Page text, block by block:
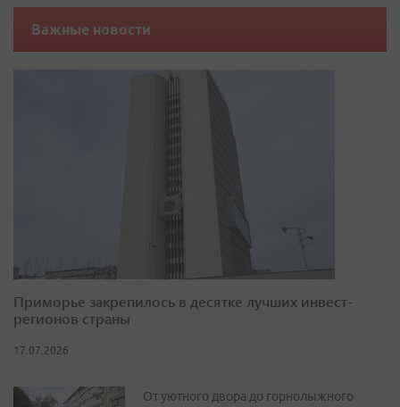
Важные новости
Приморье закрепилось в десятке лучших инвест-
регионов страны
17.07.2026
От уютного двора до горнолыжного